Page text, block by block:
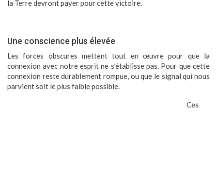
la Terre devront payer pour cette victoire.
Une conscience plus élevée
Les forces obscures mettent tout en œuvre pour que la
connexion avec notre esprit ne s’établisse pas. Pour que cette
connexion reste durablement rompue, ou que le signal qui nous
parvient soit le plus faible possible.
Ces